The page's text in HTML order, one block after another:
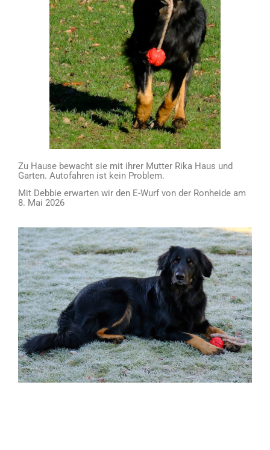
Zu Hause bewacht sie mit ihrer Mutter Rika Haus und
Garten. Autofahren ist kein Problem.
Mit Debbie erwarten wir den E-Wurf von der Ronheide am
8. Mai 2026